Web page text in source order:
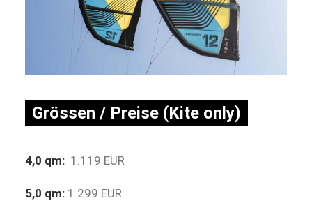
Grössen / Preise (Kite only)
4,0 qm: 1.119 EUR
5,0 qm: 1.299 EUR